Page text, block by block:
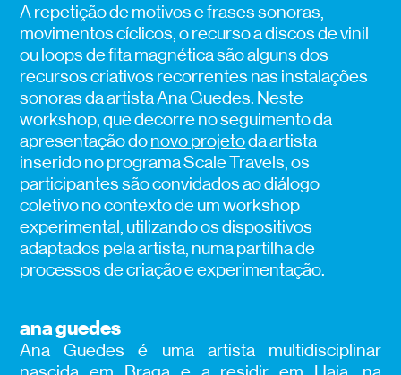
A repetição de motivos e frases sonoras,
movimentos cíclicos, o recurso a discos de vinil
ou loops de fita magnética são alguns dos
recursos criativos recorrentes nas instalações
sonoras da artista Ana Guedes. Neste
workshop, que decorre no seguimento da
apresentação donovo projetoda artista
inserido no programa Scale Travels, os
participantes são convidados ao diálogo
coletivo no contexto de um workshop
experimental, utilizando os dispositivos
adaptados pela artista, numa partilha de
processos de criação e experimentação.
ana guedes
Ana Guedes é uma artista multidisciplinar